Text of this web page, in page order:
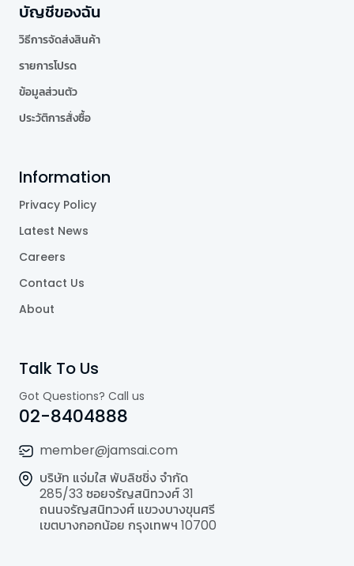
บัญชีของฉัน
วิธีการจัดส่งสินค้า
รายการโปรด
ข้อมูลส่วนตัว
ประวัติการสั่งซื้อ
Information
Privacy Policy
Latest News
Careers
Contact Us
About
Talk To Us
Got Questions? Call us
02-8404888
member@jamsai.com
บริษัท แจ่มใส พับลิชชิ่ง จำกัด
285/33 ซอยจรัญสนิทวงศ์ 31
ถนนจรัญสนิทวงศ์ แขวงบางขุนศรี
เขตบางกอกน้อย กรุงเทพฯ 10700